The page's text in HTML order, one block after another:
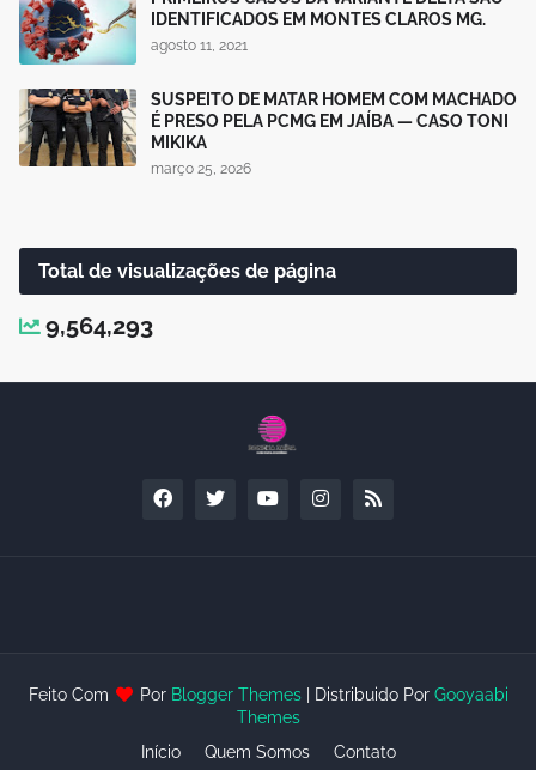
IDENTIFICADOS EM MONTES CLAROS MG.
agosto 11, 2021
SUSPEITO DE MATAR HOMEM COM MACHADO
É PRESO PELA PCMG EM JAÍBA — CASO TONI
MIKIKA
março 25, 2026
Total de visualizações de página
9,564,293
Feito Com Por Blogger Themes| Distribuido Por Gooyaabi
Themes
Início
Quem Somos Contato